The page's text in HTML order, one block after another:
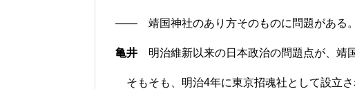
―― 靖国神社のあり方そのものに問題がある。
亀井 明治維新以来の日本政治の問題点が、靖
そもそも、明治4年に東京招魂社として設立